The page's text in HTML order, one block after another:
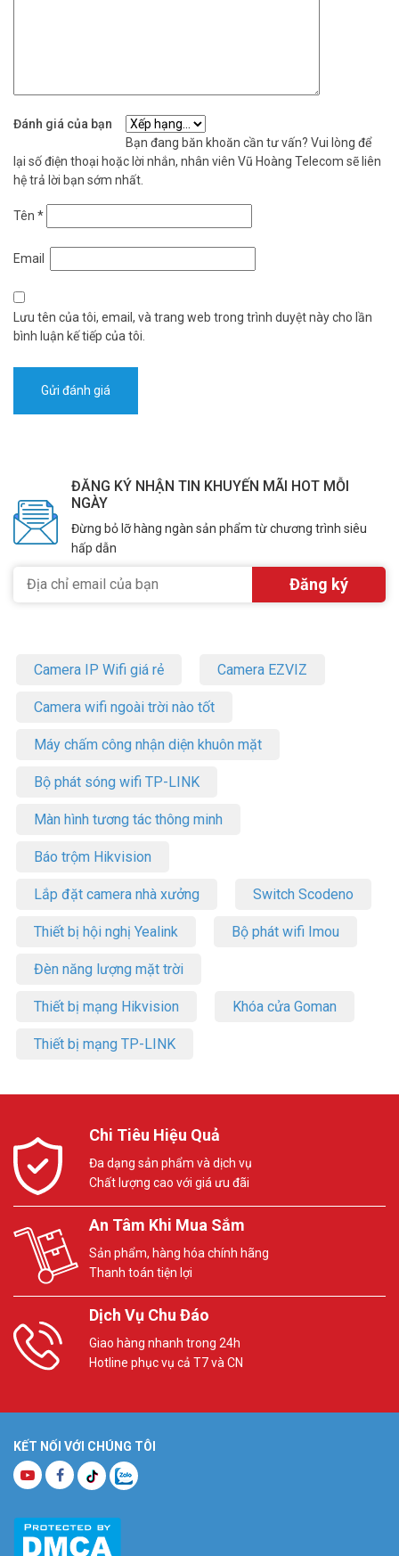
Đánh giá của bạn
Bạn đang băn khoăn cần tư vấn? Vui lòng để
lại số điện thoại hoặc lời nhắn, nhân viên Vũ Hoàng Telecom sẽ liên
hệ trả lời bạn sớm nhất.
Tên *
Email
Lưu tên của tôi, email, và trang web trong trình duyệt này cho lần
bình luận kế tiếp của tôi.
ĐĂNG KÝ NHẬN TIN KHUYẾN MÃI HOT MỖI
NGÀY
Đừng bỏ lỡ hàng ngàn sản phẩm từ chương trình siêu
hấp dẫn
Camera IP Wifi giá rẻ Camera EZVIZ
Camera wifi ngoài trời nào tốt
Máy chấm công nhận diện khuôn mặt
Bộ phát sóng wifi TP-LINK
Màn hình tương tác thông minh
Báo trộm Hikvision
Lắp đặt camera nhà xưởng Switch Scodeno
Thiết bị hội nghị Yealink Bộ phát wifi Imou
Đèn năng lượng mặt trời
Thiết bị mạng Hikvision Khóa cửa Goman
Thiết bị mạng TP-LINK
Chi Tiêu Hiệu Quả
Đa dạng sản phẩm và dịch vụ
Chất lượng cao với giá ưu đãi
An Tâm Khi Mua Sắm
Sản phẩm, hàng hóa chính hãng
Thanh toán tiện lợi
Dịch Vụ Chu Đáo
Giao hàng nhanh trong 24h
Hotline phục vụ cả T7 và CN
KẾT NỐI VỚI CHÚNG TÔI